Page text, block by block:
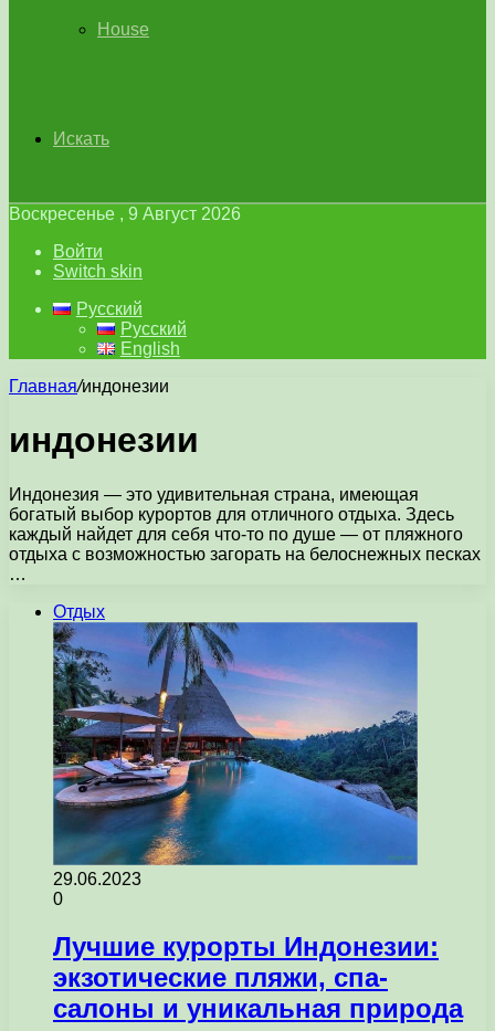
House
Искать
Воскресенье , 9 Август 2026
Войти
Switch skin
Русский
Русский
English
Главная/индонезии
индонезии
Индонезия — это удивительная страна, имеющая
богатый выбор курортов для отличного отдыха. Здесь
каждый найдет для себя что-то по душе — от пляжного
отдыха с возможностью загорать на белоснежных песках
…
Отдых
29.06.2023
0
Лучшие курорты Индонезии:
экзотические пляжи, спа-
салоны и уникальная природа